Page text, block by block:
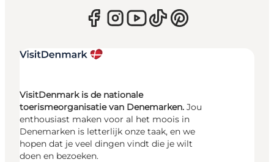
VisitDenmark is de nationale
toerismeorganisatie van Denemarken. Jou
enthousiast maken voor al het moois in
Denemarken is letterlijk onze taak, en we
hopen dat je veel dingen vindt die je wilt
doen en bezoeken.